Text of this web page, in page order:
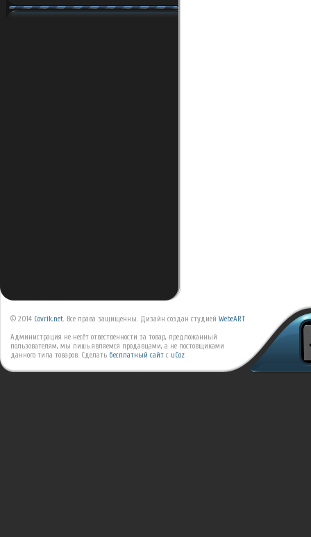
© 2014 Covrik.net. Все права защищенны. Дизайн создан студией WebeART
Администрация не несёт отвественности за товар, предложанный
пользователям, мы лишь являемся продавцами, а не постовщиками
данного типа товаров. Сделать бесплатный сайт с uCoz